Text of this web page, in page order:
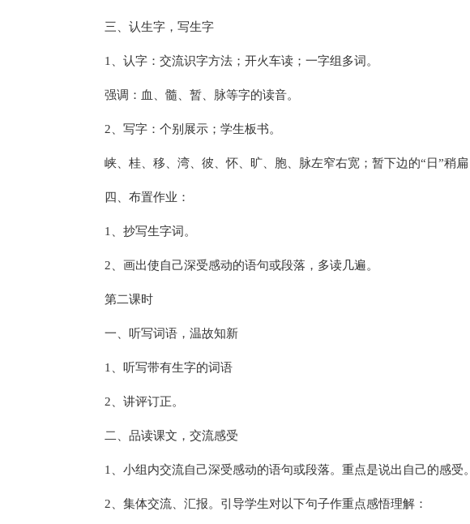
三、认生字，写生字
1、认字：交流识字方法；开火车读；一字组多词。
强调：血、髓、暂、脉等字的读音。
2、写字：个别展示；学生板书。
峡、桂、移、湾、彼、怀、旷、胞、脉左窄右宽；暂下边的“日”稍扁
四、布置作业：
1、抄写生字词。
2、画出使自己深受感动的语句或段落，多读几遍。
第二课时
一、听写词语，温故知新
1、听写带有生字的词语
2、讲评订正。
二、品读课文，交流感受
1、小组内交流自己深受感动的语句或段落。重点是说出自己的感受。
2、集体交流、汇报。引导学生对以下句子作重点感悟理解：